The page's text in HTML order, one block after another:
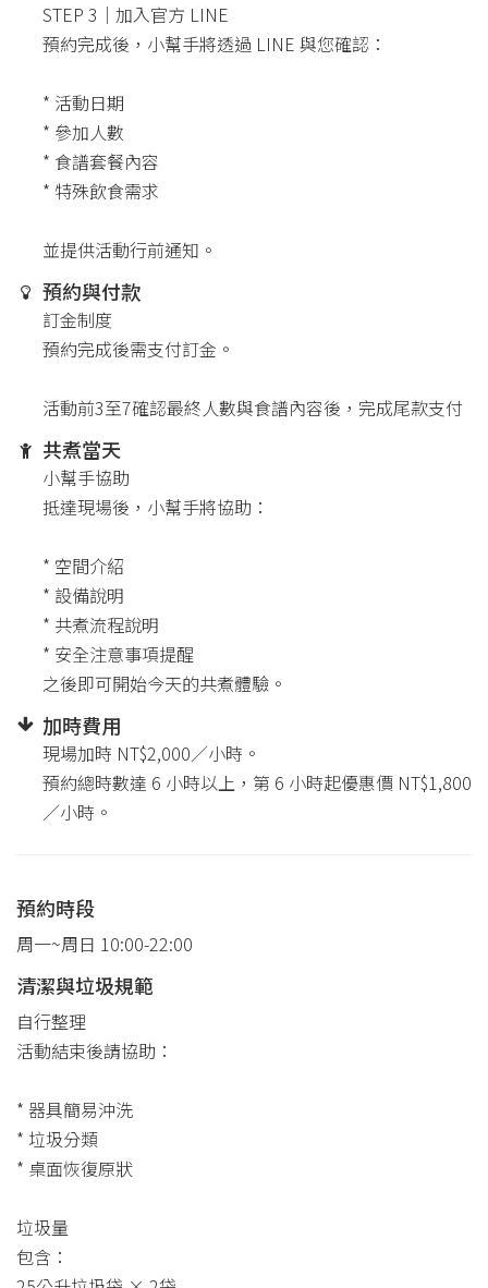
STEP 3｜加入官方 LINE
預約完成後，小幫手將透過 LINE 與您確認：
* 活動日期
* 參加人數
* 食譜套餐內容
* 特殊飲食需求
並提供活動行前通知。
預約與付款
訂金制度
預約完成後需支付訂金。
活動前3至7確認最終人數與食譜內容後，完成尾款支付
共煮當天
小幫手協助
抵達現場後，小幫手將協助：
* 空間介紹
* 設備說明
* 共煮流程說明
* 安全注意事項提醒
之後即可開始今天的共煮體驗。
加時費用
現場加時 NT$2,000／小時。
預約總時數達 6 小時以上，第 6 小時起優惠價 NT$1,800
／小時。
預約時段
周一~周日 10:00-22:00
清潔與垃圾規範
自行整理
活動結束後請協助：
* 器具簡易沖洗
* 垃圾分類
* 桌面恢復原狀
垃圾量
包含：